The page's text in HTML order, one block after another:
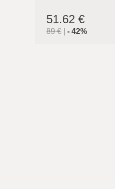
51.62 €
89€ - 42%